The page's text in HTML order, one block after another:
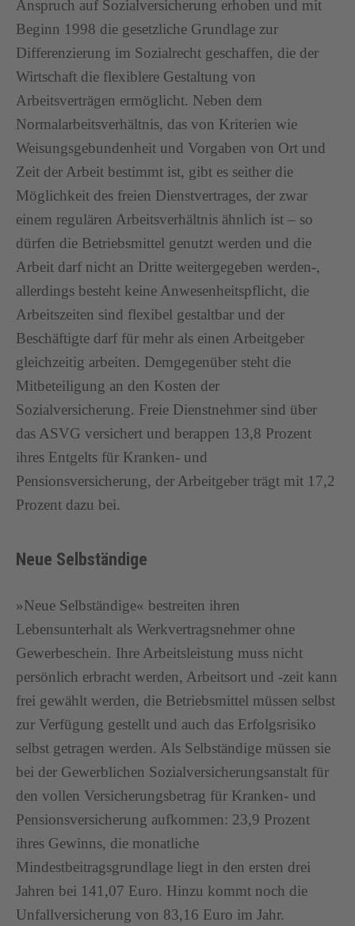
Anspruch auf Sozialversicherung erhoben und mit
Beginn 1998 die gesetzliche Grundlage zur
Differenzierung im Sozialrecht geschaffen, die der
Wirtschaft die flexiblere Gestaltung von
Arbeitsverträgen ermöglicht. Neben dem
Normalarbeitsverhältnis, das von Kriterien wie
Weisungsgebundenheit und Vorgaben von Ort und
Zeit der Arbeit bestimmt ist, gibt es seither die
Möglichkeit des freien Dienstvertrages, der zwar
einem regulären Arbeitsverhältnis ähnlich ist – so
dürfen die Betriebsmittel genutzt werden und die
Arbeit darf nicht an Dritte weitergegeben werden-,
allerdings besteht keine Anwesenheitspflicht, die
Arbeitszeiten sind flexibel gestaltbar und der
Beschäftigte darf für mehr als einen Arbeitgeber
gleichzeitig arbeiten. Demgegenüber steht die
Mitbeteiligung an den Kosten der
Sozialversicherung. Freie Dienstnehmer sind über
das ASVG versichert und berappen 13,8 Prozent
ihres Entgelts für Kranken- und
Pensionsversicherung, der Arbeitgeber trägt mit 17,2
Prozent dazu bei.
Neue Selbständige
»Neue Selbständige« bestreiten ihren
Lebensunterhalt als Werkvertragsnehmer ohne
Gewerbeschein. Ihre Arbeitsleistung muss nicht
persönlich erbracht werden, Arbeitsort und -zeit kann
frei gewählt werden, die Betriebsmittel müssen selbst
zur Verfügung gestellt und auch das Erfolgsrisiko
selbst getragen werden. Als Selbständige müssen sie
bei der Gewerblichen Sozialversicherungsanstalt für
den vollen Versicherungsbetrag für Kranken- und
Pensionsversicherung aufkommen: 23,9 Prozent
ihres Gewinns, die monatliche
Mindestbeitragsgrundlage liegt in den ersten drei
Jahren bei 141,07 Euro. Hinzu kommt noch die
Unfallversicherung von 83,16 Euro im Jahr.